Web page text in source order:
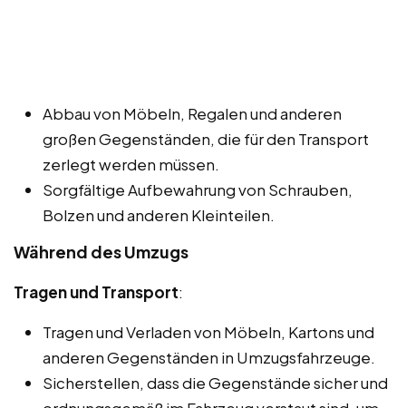
Abbau von Möbeln, Regalen und anderen
großen Gegenständen, die für den Transport
zerlegt werden müssen.
Sorgfältige Aufbewahrung von Schrauben,
Bolzen und anderen Kleinteilen.
Während des Umzugs
Tragen und Transport:
Tragen und Verladen von Möbeln, Kartons und
anderen Gegenständen in Umzugsfahrzeuge.
Sicherstellen, dass die Gegenstände sicher und